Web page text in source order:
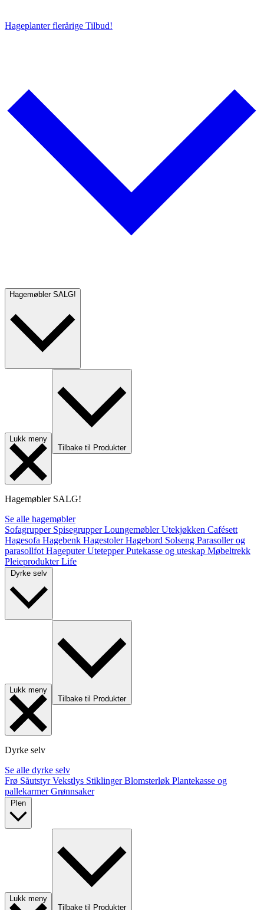
Hageplanter flerårige Tilbud!
Hagemøbler SALG!
Lukk meny
Tilbake til Produkter
Hagemøbler SALG!
Se alle hagemøbler
Sofagrupper SpisegrupperLoungemøblerUtekjøkken Cafésett
Hagesofa Hagebenk HagestolerHagebord Solseng Parasoller og
parasollfot HageputerUtetepperPutekasse og uteskap Møbeltrekk
PleieprodukterLife
Lukk meny
Tilbake til Produkter
Dyrke selv
Se alle dyrke selv
Frø SåutstyrVekstlys StiklingerBlomsterløk Plantekasse og
pallekarmerGrønnsaker
Lukk meny
Tilbake til Produkter